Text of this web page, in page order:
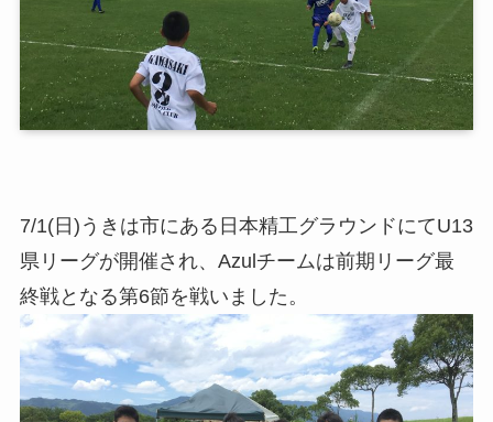
7/1(日)うきは市にある日本精工グラウンドにてU13
県リーグが開催され、Azulチームは前期リーグ最
終戦となる第6節を戦いました。